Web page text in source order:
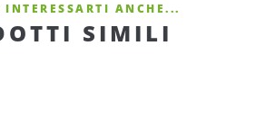
INTERESSARTI ANCHE...
SIMILI